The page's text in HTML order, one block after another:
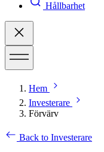
Hållbarhet
Hem
Investerare
Förvärv
Back to Investerare